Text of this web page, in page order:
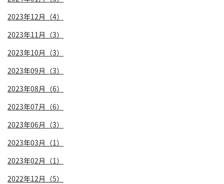
2023年12月（4）
2023年11月（3）
2023年10月（3）
2023年09月（3）
2023年08月（6）
2023年07月（6）
2023年06月（3）
2023年03月（1）
2023年02月（1）
2022年12月（5）